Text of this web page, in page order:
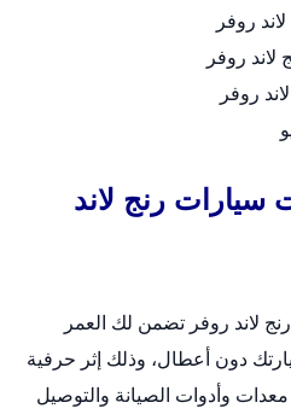
روفر
لاند روفر
روفر
سيارات رنج لاند
رنج لاند روفر تضمن لك العمر
دون أعطال، وذلك إثر حرفية
وأدوات الصيانة والتوصيل